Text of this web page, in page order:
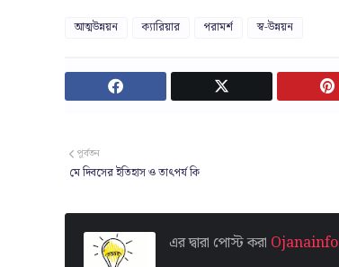
আত্মউন্নয়ন ক্যারিয়ার পরামর্শ স্ব-উন্নয়ন
পূর্বতন
মে দিবসের ইতিহাস ও তাৎপর্য কি
এর দ্বারা পোস্ট করা Ojanainfo